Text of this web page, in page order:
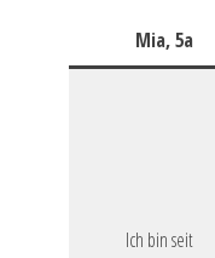
Mia, 5a
Ich bin seit